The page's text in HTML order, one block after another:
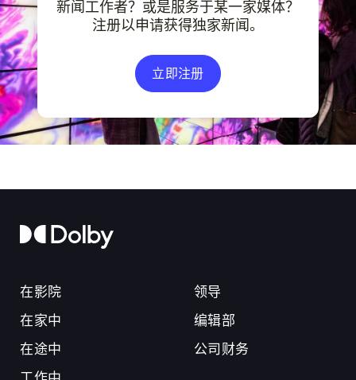
新闻工作者？或是服务于某一家媒体？
注册以申请获得独家新闻。
立即注册
在影院
在家中
在途中
领导
编辑部
公司财务